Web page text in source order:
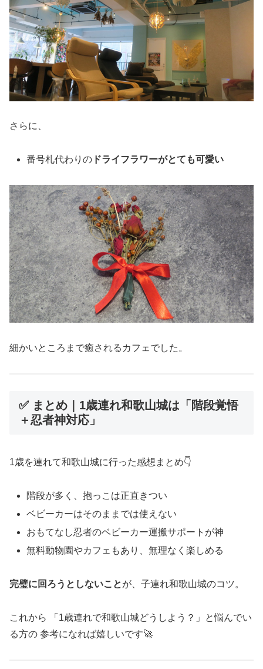
さらに、
番号札代わりの ドライフラワーがとても可愛い
細かいところまで癒されるカフェでした。
✅ まとめ｜1歳連れ和歌山城は「階段覚悟
＋忍者神対応」
1歳を連れて和歌山城に行った感想まとめ👇
階段が多く、抱っこは正直きつい
ベビーカーはそのままでは使えない
おもてなし忍者のベビーカー運搬サポートが神
無料動物園やカフェもあり、無理なく楽しめる
完璧に回ろうとしないことが、子連れ和歌山城のコツ。
これから 「1歳連れで和歌山城どうしよう？」と悩んでい
る方の 参考になれば嬉しいです🚀